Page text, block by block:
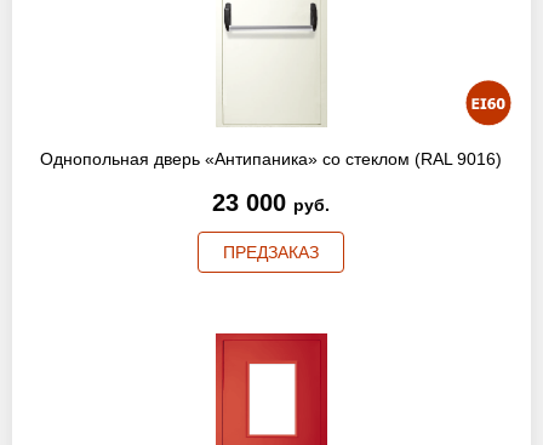
Однопольная дверь «Антипаника» со стеклом (RAL 9016)
23 000 руб.
ПРЕДЗАКАЗ